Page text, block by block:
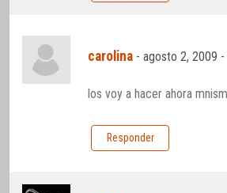
carolina -agosto 2, 2009 -
los voy a hacer ahora
Responder